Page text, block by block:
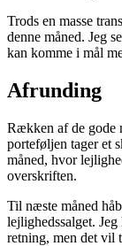
Trods en masse
denne måned. Jeg
kan komme i mål
Afrunding
Rækken af de gode
porteføljen tager et
måned, hvor
overskriften.
Til næste måned
lejlighedssalget.
retning, men det vil